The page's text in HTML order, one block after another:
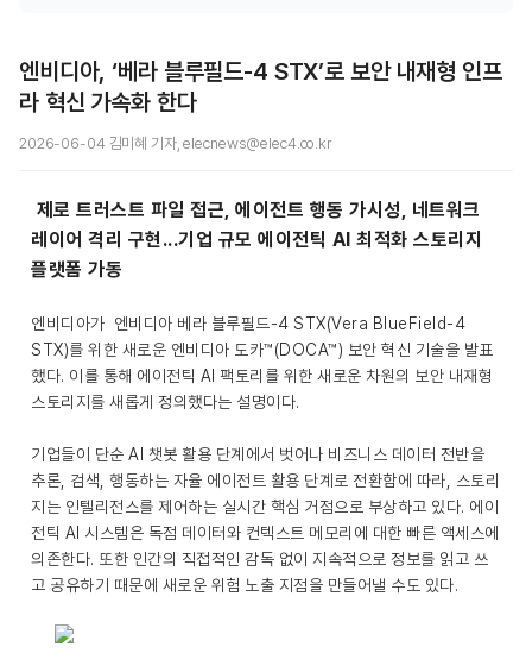
엔비디아, ‘베라 블루필드-4 STX’로 보안 내재형 인프
라 혁신 가속화 한다
2026-06-04 김미혜 기자, elecnews@elec4.co.kr
제로 트러스트 파일 접근, 에이전트 행동 가시성, 네트워크
레이어 격리 구현...기업 규모 에이전틱 AI 최적화 스토리지
플랫폼 가동
엔비디아가 엔비디아 베라 블루필드-4 STX(Vera BlueField-4
STX)를 위한 새로운 엔비디아 도카™(DOCA™) 보안 혁신 기술을 발표
했다. 이를 통해 에이전틱 AI 팩토리를 위한 새로운 차원의 보안 내재형
스토리지를 새롭게 정의했다는 설명이다.
기업들이 단순 AI 챗봇 활용 단계에서 벗어나 비즈니스 데이터 전반을
추론, 검색, 행동하는 자율 에이전트 활용 단계로 전환함에 따라, 스토리
지는 인텔리전스를 제어하는 실시간 핵심 거점으로 부상하고 있다. 에이
전틱 AI 시스템은 독점 데이터와 컨텍스트 메모리에 대한 빠른 액세스에
의존한다. 또한 인간의 직접적인 감독 없이 지속적으로 정보를 읽고 쓰
고 공유하기 때문에 새로운 위험 노출 지점을 만들어낼 수도 있다.